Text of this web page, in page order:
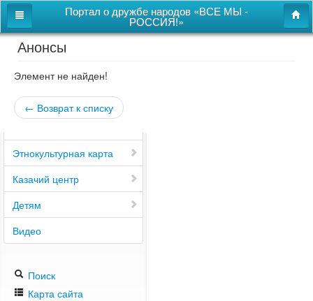
Портал о дружбе народов «ВСЕ МЫ -
РОССИЯ!»
Главная
Дом дружбы народов
Новости
Этнокультурная карта
Казачий центр
Детям
Видео
Поиск
Карта сайта
Анонсы
Элемент не найден!
← Возврат к списку